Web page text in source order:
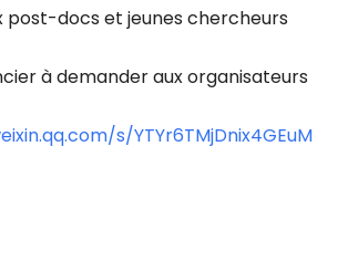
post-docs et jeunes chercheurs
à demander aux organisateurs
s/YTYr6TMjDnix4GEuM